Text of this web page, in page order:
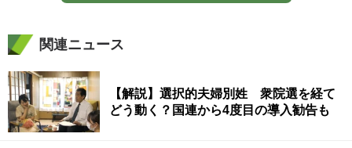
関連ニュース
【解説】選択的夫婦別姓 衆院選を経て
どう動く？国連から4度目の導入勧告も